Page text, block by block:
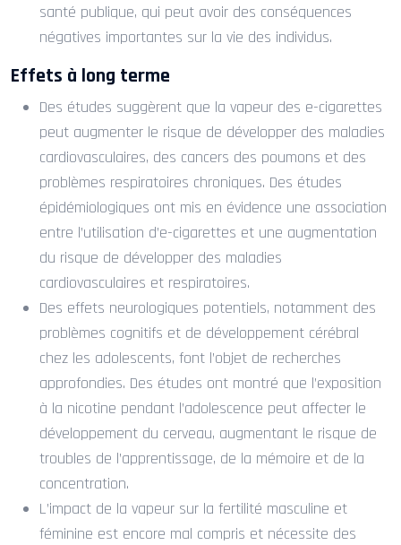
santé publique, qui peut avoir des conséquences
négatives importantes sur la vie des individus.
Effets à long terme
Des études suggèrent que la vapeur des e-cigarettes
peut augmenter le risque de développer des maladies
cardiovasculaires, des cancers des poumons et des
problèmes respiratoires chroniques. Des études
épidémiologiques ont mis en évidence une association
entre l’utilisation d’e-cigarettes et une augmentation
du risque de développer des maladies
cardiovasculaires et respiratoires.
Des effets neurologiques potentiels, notamment des
problèmes cognitifs et de développement cérébral
chez les adolescents, font l’objet de recherches
approfondies. Des études ont montré que l’exposition
à la nicotine pendant l’adolescence peut affecter le
développement du cerveau, augmentant le risque de
troubles de l’apprentissage, de la mémoire et de la
concentration.
L’impact de la vapeur sur la fertilité masculine et
féminine est encore mal compris et nécessite des